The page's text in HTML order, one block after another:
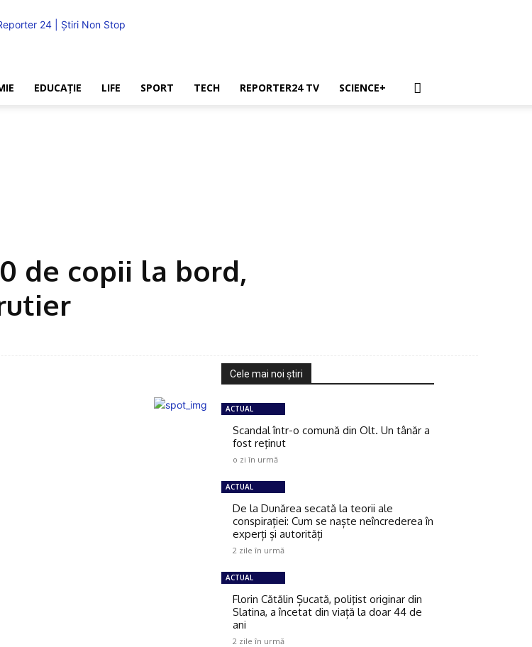
EDUCAŢIE LIFE SPORT TECH REPORTER24 TV SCIENCE+
de copii la bord,
Cele mai noi ştiri
ACTUAL
Scandal într-o comună din Olt. Un tânăr a
fost reţinut
o zi în urmă
ACTUAL
De la Dunărea secată la teorii ale
conspirației: Cum se naște neîncrederea în
experți și autorități
2 zile în urmă
ACTUAL
Florin Cătălin Șucată, poliţist originar din
Slatina, a încetat din viață la doar 44 de
ani
2 zile în urmă